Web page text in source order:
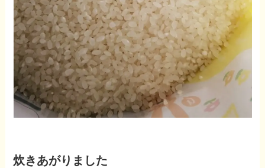
炊きあがりました